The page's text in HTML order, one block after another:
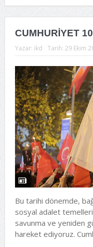
CUMHURİYET
Yazar: ikd Tarih: 29 Ekim
Bu tarihi dönemde,
sosyal adalet
savunma ve yeniden
hareket ediyoruz.